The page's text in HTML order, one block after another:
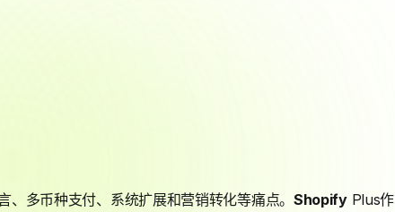
多币种支付、系统扩展和营销转化等痛点。 ShopifyPlus作